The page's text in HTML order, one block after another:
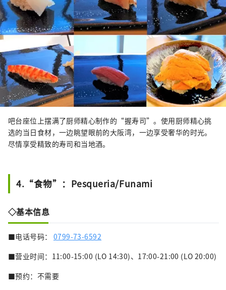
吧台座位上摆满了厨师精心制作的“握寿司”。使用厨师精心挑
选的当日食材，一边眺望眼前的大阪湾，一边享受奢华的时光。
尽情享受精致的寿司和当地酒。
4.“食物”：Pesqueria/Funami
◇基本信息
■电话号码： 0799-73-6592
■营业时间：11:00-15:00 (LO 14:30)、17:00-21:00 (LO 20:00)
■预约：不需要